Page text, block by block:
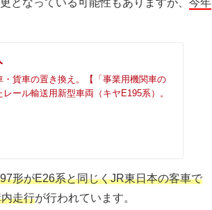
となっている可能性もありますが、 今年
貨車の置き換え。【「事業用機関車の
ール輸送用新型車両（キヤE195系）。
形がE26系と同じくJR東日本の客車で
走行が行われています。